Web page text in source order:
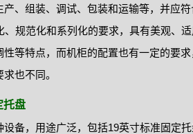
产、组装、调试、包装和运输等，并应符
、规范化和系列化的要求，具有美观、适
等特点，而机柜的配置也有一定的要求
也不同。
托盘
设备，用途广泛，包括19英寸标准固定